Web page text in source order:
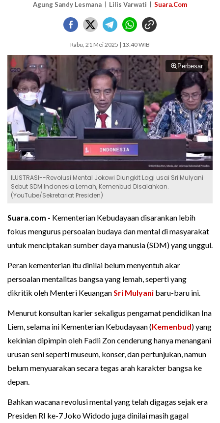
Agung Sandy Lesmana Lilis Varwati Suara.Com
Rabu, 21 Mei 2025 | 13:40 WIB
Perbesar
ILUSTRASI--Revolusi Mental Jokowi Diungkit Lagi usai Sri Mulyani
Sebut SDM Indonesia Lemah, Kemenbud Disalahkan.
(YouTube/Sekretariat Presiden)
Suara.com - Kementerian Kebudayaan disarankan lebih
fokus mengurus persoalan budaya dan mental di masyarakat
untuk menciptakan sumber daya manusia (SDM) yang unggul.
Peran kementerian itu dinilai belum menyentuh akar
persoalan mentalitas bangsa yang lemah, seperti yang
dikritik oleh Menteri KeuanganSri Mulyani baru-baru ini.
Menurut konsultan karier sekaligus pengamat pendidikan Ina
Liem, selama ini Kementerian Kebudayaan (Kemenbud) yang
kekinian dipimpin oleh Fadli Zon cenderung hanya menangani
urusan seni seperti museum, konser, dan pertunjukan, namun
belum menyuarakan secara tegas arah karakter bangsa ke
depan.
Bahkan wacana revolusi mental yang telah digagas sejak era
Presiden RI ke-7 Joko Widodo juga dinilai masih gagal